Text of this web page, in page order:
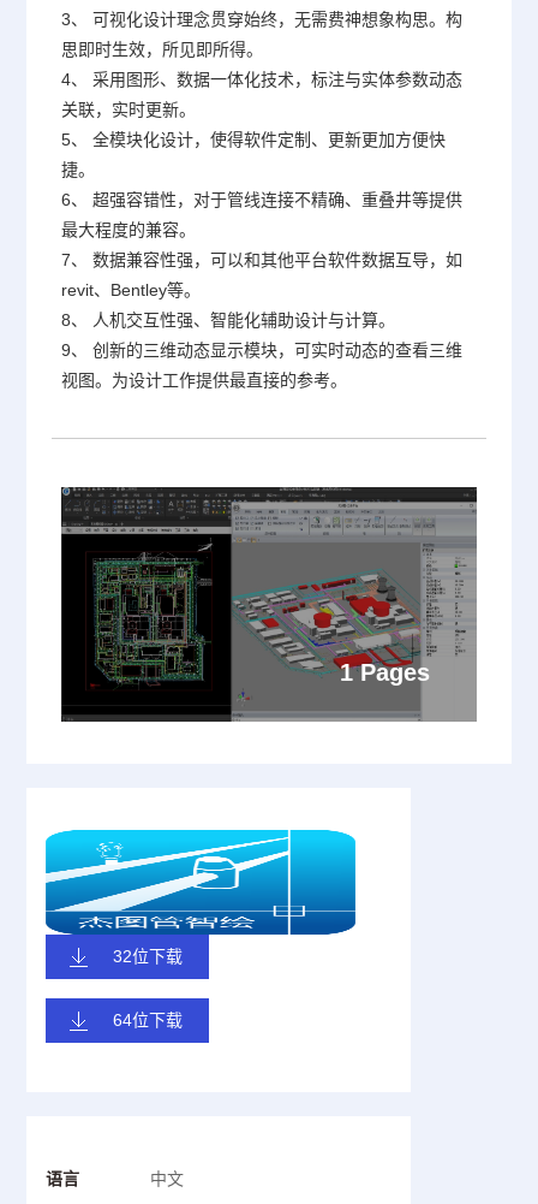
3、 可视化设计理念贯穿始终，无需费神想象构思。构
思即时生效，所见即所得。
4、 采用图形、数据一体化技术，标注与实体参数动态
关联，实时更新。
5、 全模块化设计，使得软件定制、更新更加方便快
捷。
6、 超强容错性，对于管线连接不精确、重叠井等提供
最大程度的兼容。
7、 数据兼容性强，可以和其他平台软件数据互导，如
revit、Bentley等。
8、 人机交互性强、智能化辅助设计与计算。
9、 创新的三维动态显示模块，可实时动态的查看三维
视图。为设计工作提供最直接的参考。
1 Pages
32位下载
64位下载
语言 中文